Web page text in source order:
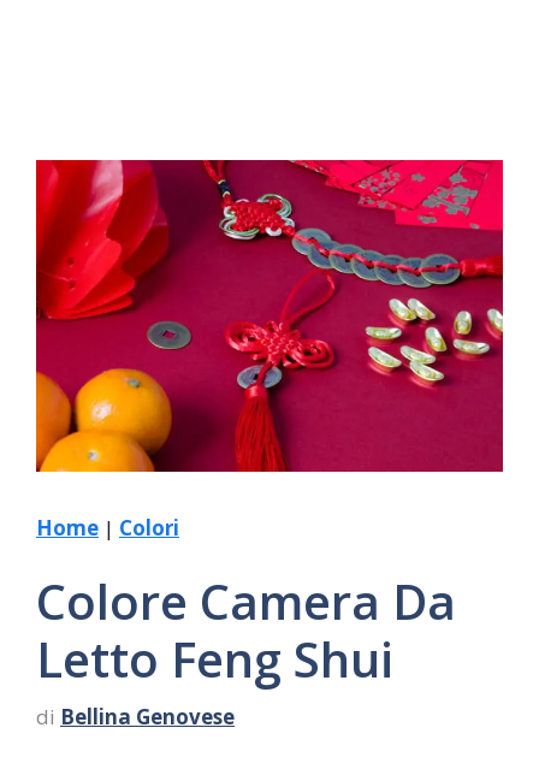
Home | Colori
Colore Camera Da
Letto Feng Shui
di Bellina Genovese